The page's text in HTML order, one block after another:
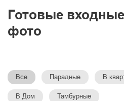
Готовые
фото
Все Парадные В
В Дом Тамбурные